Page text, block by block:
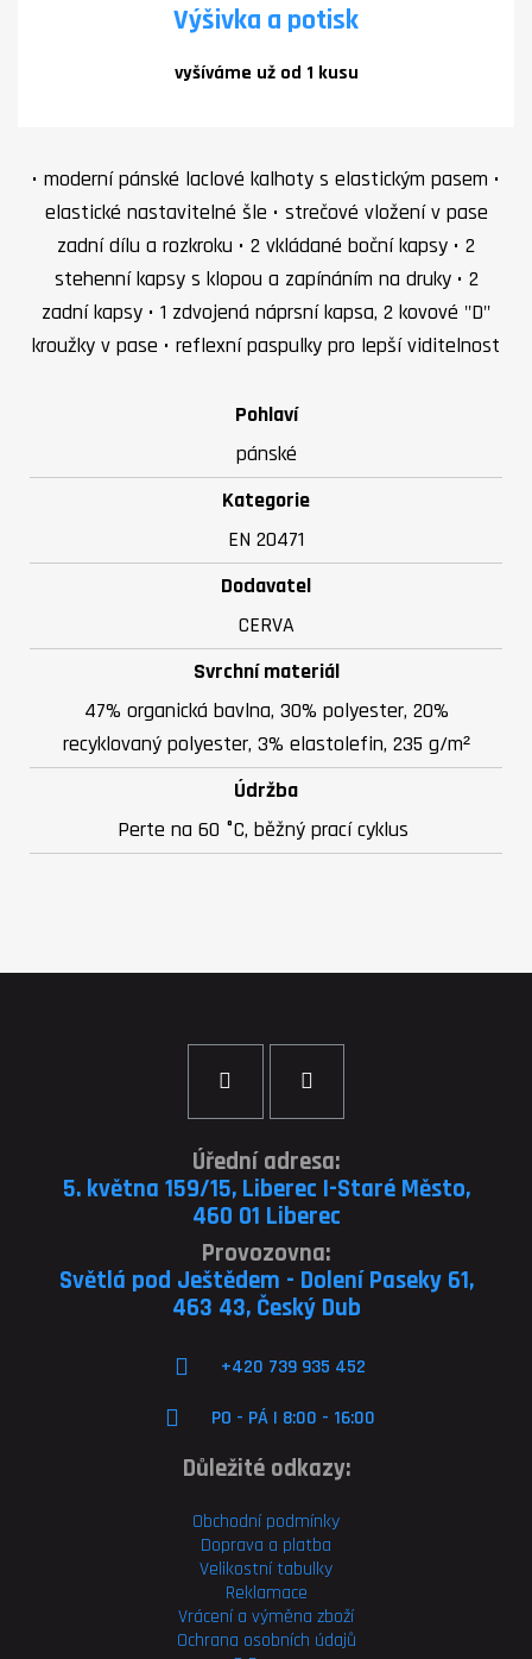
Výšivka a potisk
vyšíváme už od 1 kusu
• moderní pánské laclové kalhoty s elastickým pasem •
elastické nastavitelné šle • strečové vložení v pase
zadní dílu a rozkroku • 2 vkládané boční kapsy • 2
stehenní kapsy s klopou a zapínáním na druky • 2
zadní kapsy • 1 zdvojená náprsní kapsa, 2 kovové "D"
kroužky v pase • reflexní paspulky pro lepší viditelnost
Pohlaví
pánské
Kategorie
EN 20471
Dodavatel
CERVA
Svrchní materiál
47% organická bavlna, 30% polyester, 20%
recyklovaný polyester, 3% elastolefin, 235 g/m²
Údržba
Perte na 60 °C, běžný prací cyklus
Úřední adresa:
5. května 159/15, Liberec I-Staré Město,
460 01 Liberec
Provozovna:
Světlá pod Ještědem - Dolení Paseky 61,
463 43, Český Dub
+420 739 935 452
PO - PÁ | 8:00 - 16:00
Důležité odkazy:
Obchodní podmínky
Doprava a platba
Velikostní tabulky
Reklamace
Vrácení a výměna zboží
Ochrana osobních údajů